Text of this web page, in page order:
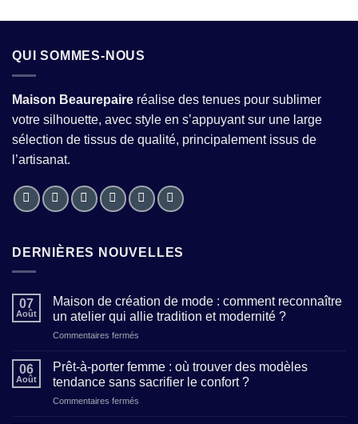
QUI SOMMES-NOUS
Maison Beaurepaire réalise des tenues pour sublimer
votre silhouette, avec style en s’appuyant sur une large
sélection de tissus de qualité, principalement issus de
l’artisanat.
DERNIÈRES NOUVELLES
07
Août
Maison de création de mode : comment reconnaître
un atelier qui allie tradition et modernité ?
Commentaires fermés
création
de
06
Août
Prêt-à-porter femme : où trouver des modèles
tendance sans sacrifier le confort ?
Commentaires fermés